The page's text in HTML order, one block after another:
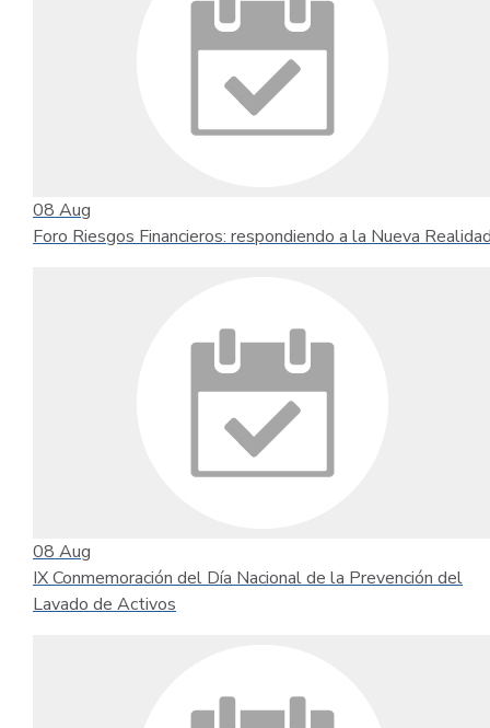
08 Aug
Foro Riesgos Financieros: respondiendo a la Nueva
08 Aug
IX Conmemoración del Día Nacional de la Prevención del
Lavado de Activos